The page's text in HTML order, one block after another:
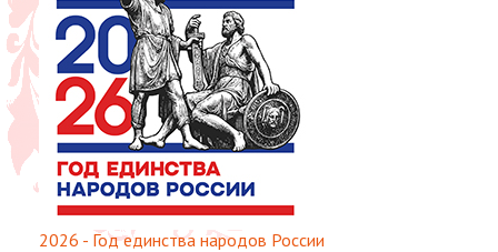
2026 - Год единства народов России